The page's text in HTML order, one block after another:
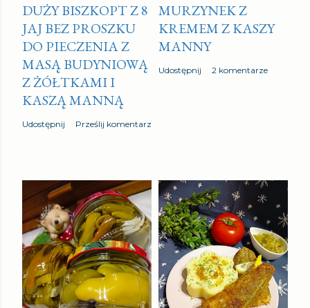
DUŻY BISZKOPT Z 8
JAJ BEZ PROSZKU
DO PIECZENIA Z
MASĄ BUDYNIOWĄ
Z ŻÓŁTKAMI I
KASZĄ MANNĄ
Udostępnij Prześlij komentarz
MURZYNEK Z
KREMEM Z KASZY
MANNY
Udostępnij 2 komentarze